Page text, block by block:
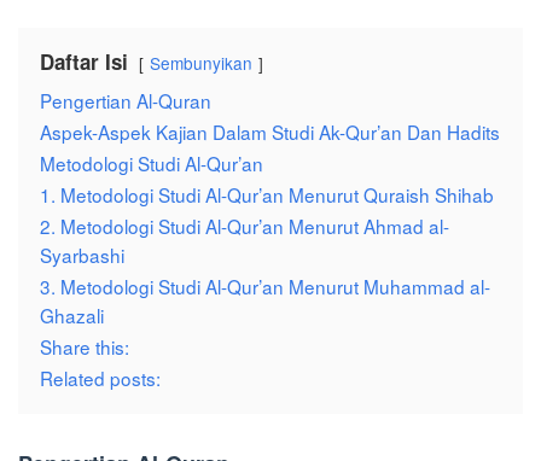
Daftar Isi Sembunyikan
Pengertian Al-Quran
Aspek-Aspek Kajian Dalam Studi Ak-Qur’an Dan Hadits
Metodologi Studi Al-Qur’an
1. Metodologi Studi Al-Qur’an Menurut Quraish Shihab
2. Metodologi Studi Al-Qur’an Menurut Ahmad al-
Syarbashi
3. Metodologi Studi Al-Qur’an Menurut Muhammad al-
Ghazali
Share this:
Related posts: